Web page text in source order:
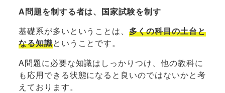
A問題を制する者は、国家試験を制す
基礎系が多いということは、多くの科目の土台と
なる知識ということです。
A問題に必要な知識はしっかりつけ、他の教科に
も応用できる状態になると良いのではないかと考
えております。